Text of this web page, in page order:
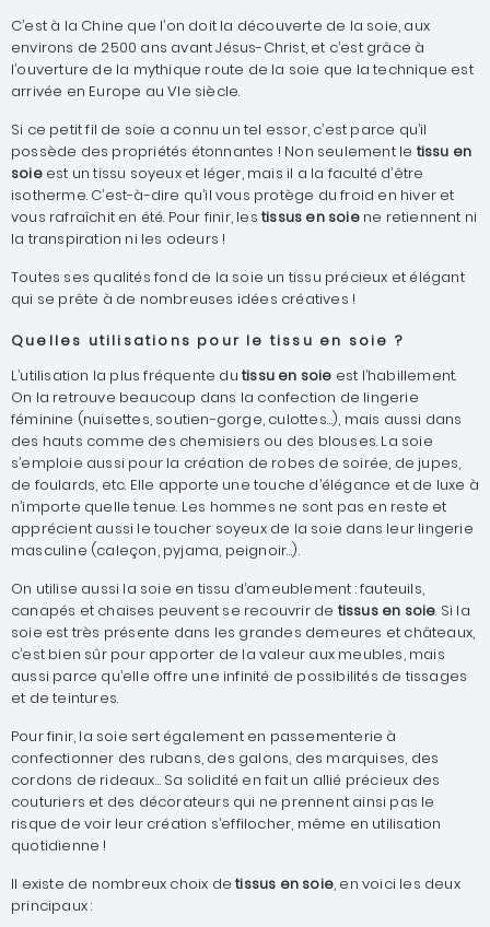
C’est à la Chine que l’on doit la découverte de la soie, aux
environs de 2500 ans avant Jésus-Christ, et c’est grâce à
l’ouverture de la mythique route de la soie que la technique est
arrivée en Europe au VIe siècle.
Si ce petit fil de soie a connu un tel essor, c’est parce qu’il
possède des propriétés étonnantes ! Non seulement le tissu en
soieest un tissu soyeux et léger, mais il a la faculté d’être
isotherme. C’est-à-dire qu’il vous protège du froid en hiver et
vous rafraîchit en été. Pour finir, les tissus en soiene retiennent ni
la transpiration ni les odeurs !
Toutes ses qualités fond de la soie un tissu précieux et élégant
qui se prête à de nombreuses idées créatives !
Quelles utilisations pour le tissu en soie ?
L’utilisation la plus fréquente du tissu en soie est l’habillement.
On la retrouve beaucoup dans la confection de lingerie
féminine (nuisettes, soutien-gorge, culottes…), mais aussi dans
des hauts comme des chemisiers ou des blouses. La soie
s’emploie aussi pour la création de robes de soirée, de jupes,
de foulards, etc. Elle apporte une touche d’élégance et de luxe à
n’importe quelle tenue. Les hommes ne sont pas en reste et
apprécient aussi le toucher soyeux de la soie dans leur lingerie
masculine (caleçon, pyjama, peignoir…).
On utilise aussi la soie en tissu d’ameublement : fauteuils,
canapés et chaises peuvent se recouvrir de tissus en soie. Si la
soie est très présente dans les grandes demeures et châteaux,
c’est bien sûr pour apporter de la valeur aux meubles, mais
aussi parce qu’elle offre une infinité de possibilités de tissages
et de teintures.
Pour finir, la soie sert également en passementerie à
confectionner des rubans, des galons, des marquises, des
cordons de rideaux… Sa solidité en fait un allié précieux des
couturiers et des décorateurs qui ne prennent ainsi pas le
risque de voir leur création s’effilocher, même en utilisation
quotidienne !
Il existe de nombreux choix detissus en soie, en voici les deux
principaux :